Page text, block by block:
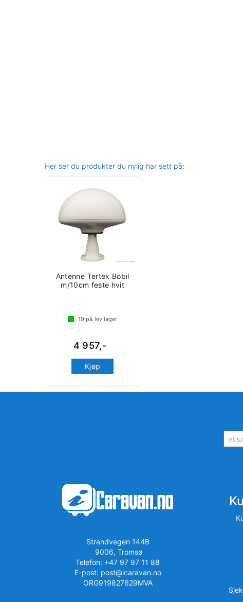
Her ser du produkter du nylig har sett på:
Antenne Tertek Bobil
m/10cm feste hvit
19 på lev.lager
4 957,-
Kjøp
Strandvegen 144B
9006, Tromsø
Telefon: +47 97 97 11 88
E-post: post@icaravan.no
ORG919827629MVA